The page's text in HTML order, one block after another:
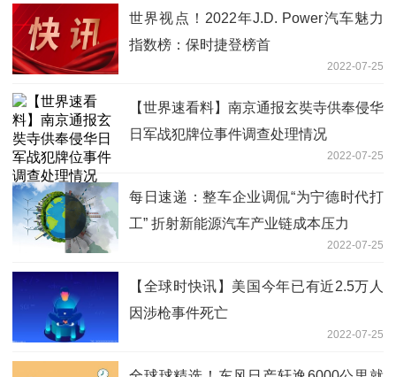
世界视点！2022年J.D. Power汽车魅力
指数榜：保时捷登榜首
2022-07-25
【世界速看料】南京通报玄奘寺供奉侵华
日军战犯牌位事件调查处理情况
2022-07-25
每日速递：整车企业调侃“为宁德时代打
工” 折射新能源汽车产业链成本压力
2022-07-25
【全球时快讯】美国今年已有近2.5万人
因涉枪事件死亡
2022-07-25